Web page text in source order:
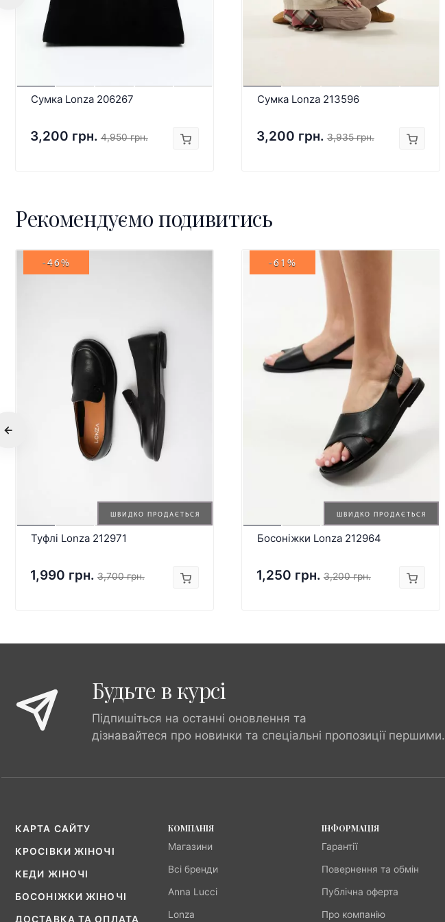
Сумка Lonza 206267
3,200 грн. 4,950 грн.
Сумка Lonza 213596
3,200 грн. 3,935 грн.
Рекомендуємо подивитись
ШВИДКО ПРОДАЄТЬСЯ
-46%
Туфлі Lonza 212971
1,990 грн. 3,700 грн.
ШВИДКО ПРОДАЄТЬСЯ
-61%
Босоніжки Lonza 212964
1,250 грн. 3,200 грн.
Будьте в курсі
Підпишіться на останні оновлення та
дізнавайтеся про новинки та спеціальні пропозиції першими.
КАРТА САЙТУ
КРОСІВКИ ЖІНОЧІ
КЕДИ ЖІНОЧІ
БОСОНІЖКИ ЖІНОЧІ
ДОСТАВКА ТА ОПЛАТА
КОМПАНІЯ
Магазини
Всі бренди
Anna Lucci
Lonza
ІНФОРМАЦІЯ
Гарантії
Повернення та обмін
Публічна оферта
Про компанію